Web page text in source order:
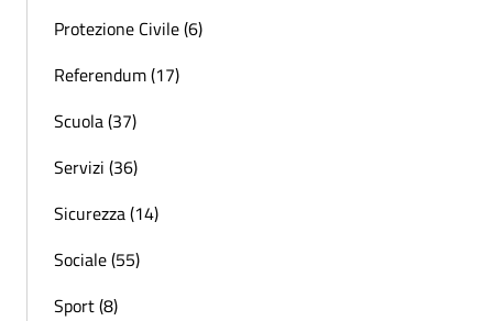
Protezione Civile (6)
Referendum (17)
Scuola (37)
Servizi (36)
Sicurezza (14)
Sociale (55)
Sport (8)